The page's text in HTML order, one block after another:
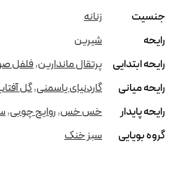
جنسیت
زنانه
رایحه
شیرین
رایحه ابتدایی
پرتقال ماندارین,فلفل
رایحه میانی
گاردنیای یاسمنی,گل
رایحه پایدار
خس خس,روایح چوبی,
گروه بویایی
سبز خنک